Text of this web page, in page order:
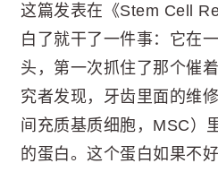
这篇发表在《Stem Cell
白了就干了一件事：它在
头，第一次抓住了那个催
究者发现，牙齿里面的维
间充质基质细胞，MSC）
的蛋白。这个蛋白如果不